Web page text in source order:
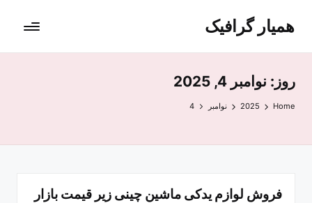
همیار گرافیک
روز: نوامبر 4, 2025
Home
2025 نوامبر 4
فروش لوازم یدکی ماشین چینی زیر قیمت بازار